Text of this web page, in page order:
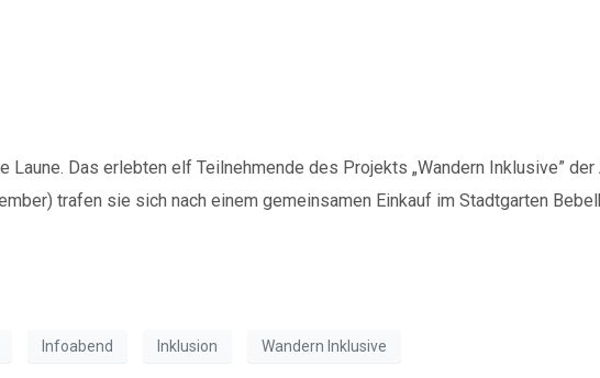
Laune. Das erlebten elf Teilnehmende des Projekts „Wandern Inklusive”
trafen sie sich nach einem gemeinsamen Einkauf im Stadtgarten
Infoabend Inklusion Wandern Inklusive